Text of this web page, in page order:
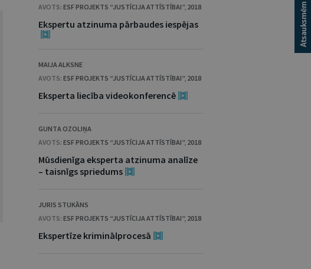
AVOTS: ESF PROJEKTS “JUSTĪCIJA ATTĪSTĪBAI”, 2018
Ekspertu atzinuma pārbaudes iespējas
MAIJA ALKSNE
AVOTS: ESF PROJEKTS “JUSTĪCIJA ATTĪSTĪBAI”, 2018
Eksperta liecība videokonferencē
GUNTA OZOLIŅA
AVOTS: ESF PROJEKTS “JUSTĪCIJA ATTĪSTĪBAI”, 2018
Mūsdienīga eksperta atzinuma analīze
– taisnīgs spriedums
JURIS STUKĀNS
AVOTS: ESF PROJEKTS “JUSTĪCIJA ATTĪSTĪBAI”, 2018
Ekspertīze kriminālprocesā